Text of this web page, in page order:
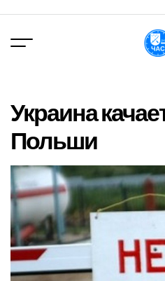
вмісту
Украина
Польши